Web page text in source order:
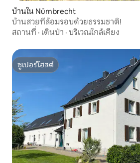
บ้านใน Nümbrecht
บ้านสวยที่ล้อมรอบด้วยธรรมชาติ!
สถานที่ · เดินป่า · บริเวณใกล้เคียง
ซูเปอร์โฮสต์
ซูเปอร์โฮสต์